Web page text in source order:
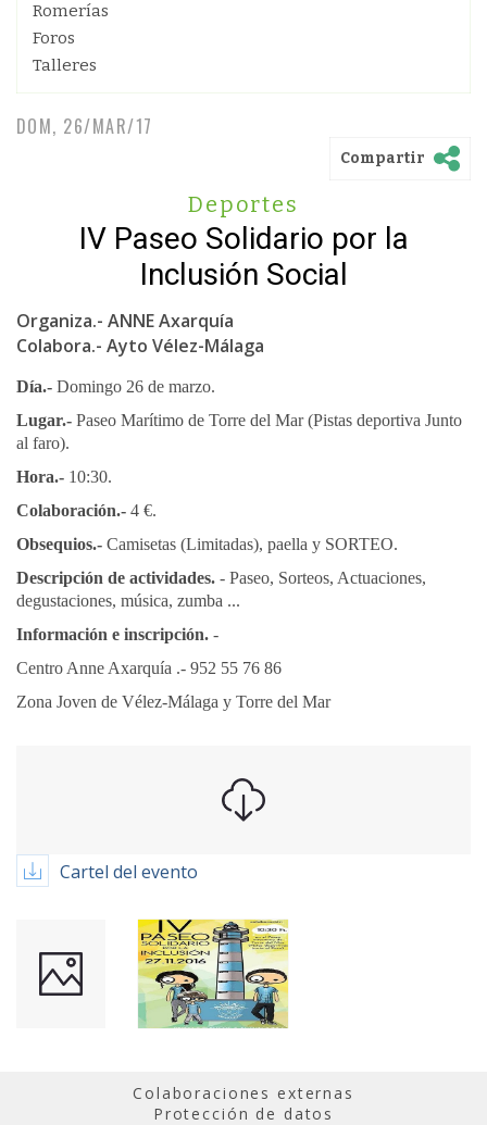
Romerías
Foros
Talleres
DOM, 26/MAR/17
Compartir
Deportes
IV Paseo Solidario por la
Inclusión Social
Organiza.- ANNE Axarquía
Colabora.- Ayto Vélez-Málaga
Día.- Domingo 26 de marzo.
Lugar.- Paseo Marítimo de Torre del Mar (Pistas deportiva Junto
al faro).
Hora.- 10:30.
Colaboración.- 4 €.
Obsequios.- Camisetas (Limitadas), paella y SORTEO.
Descripción de actividades. - Paseo, Sorteos, Actuaciones,
degustaciones, música, zumba ...
Información e inscripción. -
Centro Anne Axarquía .- 952 55 76 86
Zona Joven de Vélez-Málaga y Torre del Mar
Cartel del evento
Colaboraciones externas
Protección de datos